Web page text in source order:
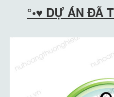
°•♥ DỰ ÁN ĐÃ